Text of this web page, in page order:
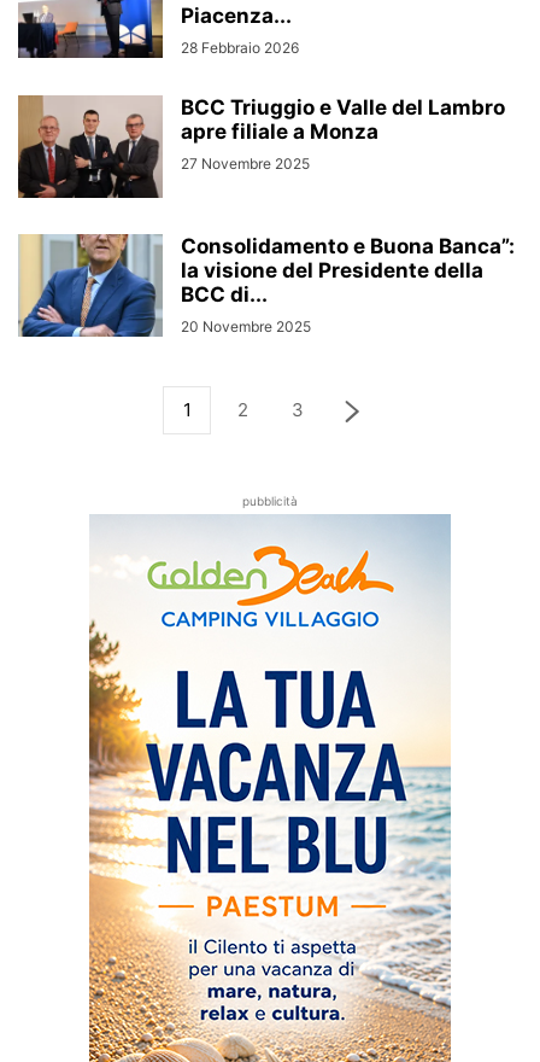
Piacenza...
28 Febbraio 2026
BCC Triuggio e Valle del Lambro
apre filiale a Monza
27 Novembre 2025
Consolidamento e Buona Banca”:
la visione del Presidente della
BCC di...
20 Novembre 2025
1 2 3
pubblicità